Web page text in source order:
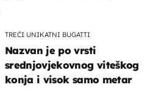
TREĆI UNIKATNI BUGATTI
Nazvan je po vrsti
srednjovjekovnog viteškog
konja i visok samo metar